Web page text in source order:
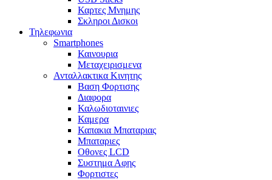
Καρτες Μνημης
Σκληροι Δισκοι
Τηλεφωνια
Smartphones
Καινουρια
Μεταχειρισμενα
Ανταλλακτικα Κινητης
Βαση Φορτισης
Διαφορα
Καλωδιοταινιες
Καμερα
Καπακια Μπαταριας
Μπαταριες
Οθονες LCD
Συστημα Αφης
Φορτιστες